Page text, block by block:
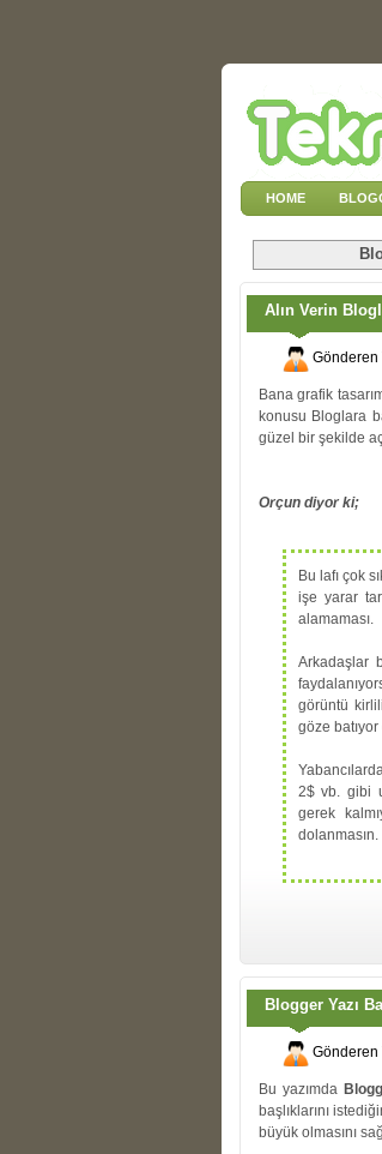
HOME
Alın Verin
Gönderen
Bana grafik
konusu Bloglara
güzel bir şekilde
Orçun diyor ki;
Bu lafı çok
işe yarar
alamaması.
Arkadaşlar
görüntü
göze
2$ vb. gibi
gerek
dolanmasın.
Blogger Yazı
Gönderen
Bu yazımda
başlıklarını
büyük olmasını